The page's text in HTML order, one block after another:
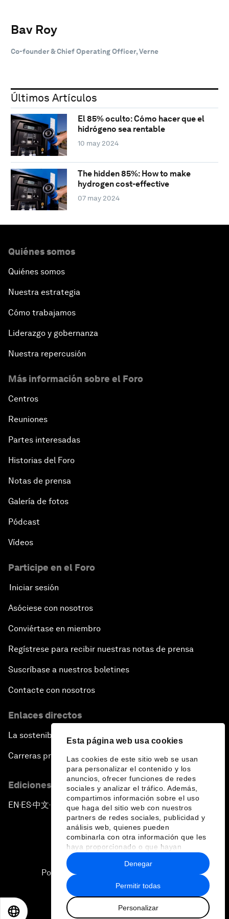
Esta página web usa cookies
Las cookies de este sitio web se usan
para personalizar el contenido y los
anuncios, ofrecer funciones de redes
sociales y analizar el tráfico. Además,
compartimos información sobre el uso
que haga del sitio web con nuestros
partners de redes sociales, publicidad y
análisis web, quienes pueden
combinarla con otra información que les
haya proporcionado o que hayan
recopilado a partir del uso que haya
hecho de sus servicios.
Permitir todas
Personalizar
Denegar
Bav Roy
Co-founder & Chief Operating Officer, Verne
Últimos Artículos
El 85% oculto: Cómo hacer que el
hidrógeno sea rentable
10 may 2024
The hidden 85%: How to make
hydrogen cost-effective
07 may 2024
Quiénes somos
Quiénes somos
Nuestra estrategia
Cómo trabajamos
Liderazgo y gobernanza
Nuestra repercusión
Más información sobre el Foro
Centros
Reuniones
Partes interesadas
Historias del Foro
Notas de prensa
Galería de fotos
Pódcast
Vídeos
Participe en el Foro
Iniciar sesión
Asóciese con nosotros
Conviértase en miembro
Regístrese para recibir nuestras notas de prensa
Suscríbase a nuestros boletines
Contacte con nosotros
Enlaces directos
La sostenibilidad en el Foro
Carreras profesionales
Ediciones en otros idiomas
EN ▪ES▪中文▪ 日本語
Política de privacidad y normas de uso
Sitemap
2026 Foro Económico Mundial